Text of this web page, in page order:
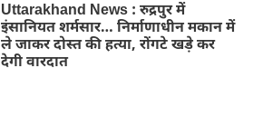
Uttarakhand News : रुद्रपुर में
इंसानियत शर्मसार… निर्माणाधीन मकान में
ले जाकर दोस्त की हत्या, रोंगटे खड़े कर
देगी वारदात